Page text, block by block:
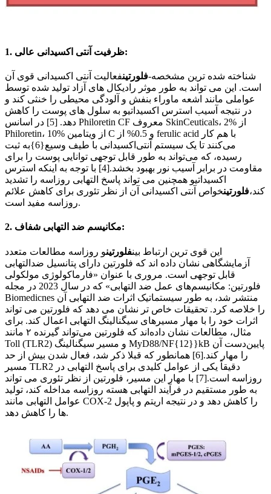
1. ظرفیت آنتی اکسیدانی عالی:
شناخته شده ترین مشخصه-فلورتینفعالیت آنتی اکسیدانی قوی آن
است. این می تواند به طور موثر رادیکال های آزاد تولید شده توسط
عواملی مانند اشعه ماوراء بنفش و آلودگی محیطی را خنثی کند و
در نتیجه آسیب استرس اکسیداتیو به سلول های پوست را کاهش
دهد. [5] در اسانس Philoretin CF معروف SkinCeuticals، 2% از
Philoretin، 10% از ویتامین C و 0.5% از ferulic acid با هم کار
می‌کنند تا یک سیستم آنتی‌اکسیدانی با طیف وسیع{6}به ثبت
رسیده، که می‌تواند به طور قابل توجهی توانایی پوست را برای
مقاومت در برابر آسیب نور بهبود بخشد.[4] با توجه به اینکه استرس
اکسیداتیو همچنین می تواند پاسخ التهابی روزاسه را تشدید
کند،فلورتینخواص آنتی اکسیدانی آن از نظر تئوری برای کاهش علائم
روزاسه مفید است.
2. مکانیسم ضد التهابی شفاف:
این قوی ترین ارتباط بینفلورتینو روزاسه مطالعات متعدد
آزمایشگاهی نشان داده اند که فلورتین دارای پتانسیل ضدالتهابی
قابل توجهی است. مروری با عنوان «فارماکولوژی مولکولی
فلورتین: مکانیسم‌های عمل ضد التهابی» که در سال 2023 در مجله
Biomedicnes منتشر شد، به طور سیستماتیک اثرات ضد التهابی آن
را خلاصه کرد. تحقیقات خاص تر نشان می دهد که فلورتین می تواند
اثرات خود را با مهار مسیرهای سیگنالینگ التهابی اعمال کند. برای
مثال، مطالعات نشان داده‌اند که فلورتین می‌تواند گیرنده ۲ مانند
Toll (TLR2) و مسیر سیگنالینگ MyD88/NF{12}}kB پایین‌دست آن
را مهار کند.[6] همانطور که قبلا ذکر شد، فعال شدن بیش از حد
مسیر TLR2 دقیقاً یکی از عوامل کلیدی برای پاسخ التهابی در
روزاسه است.[7] با مهار این مسیر، فلورتین از نظر تئوری می تواند
به طور مستقیم در فرآیند التهابی هسته روزاسه مداخله کند، تولید
عوامل التهابی مانند COX-2 را کاهش دهد و در نتیجه اریتم و پاپول
ها را کاهش دهد.